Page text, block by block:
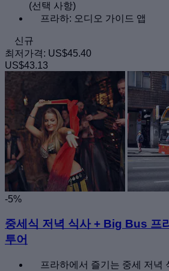
(선택 사항)
프라하: 오디오 가이드 앱
신규
최저가격: US$45.40
US$43.13
-5%
중세식 저녁 식사 + Big Bus 프
투어
프라하에서 즐기는 중세 저녁